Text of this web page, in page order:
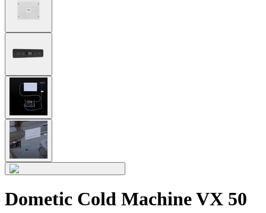
Dometic Cold Machine VX 50